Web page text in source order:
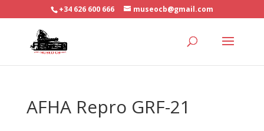
+34 626 600 666 museocb@gmail.com
AFHA Repro GRF-21